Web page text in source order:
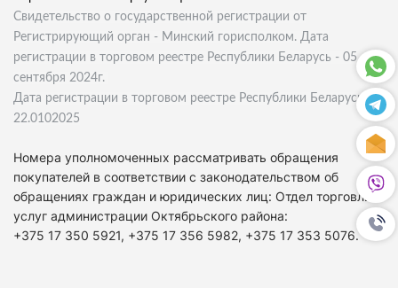
Свидетельство о государственной регистрации от
Регистрирующий орган - Минский горисполком. Дата
регистрации в торговом реестре Республики Беларусь - 05
сентября 2024г.
Дата регистрации в торговом реестре Республики Беларусь
22.0102025
Номера уполномоченных рассматривать обращения
покупателей в соответствии с законодательством об
обращениях граждан и юридических лиц: Отдел торговли и
услуг администрации Октябрьского района:
+375 17 350 5921, +375 17 356 5982, +375 17 353 5076.